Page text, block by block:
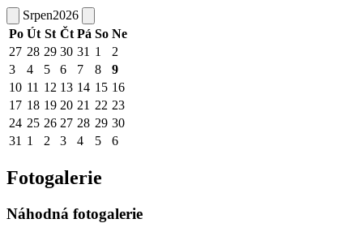
Srpen2026
Po Út St Čt Pá So Ne
27 28 29 30 31 1
2
3
4 5 6 7 8
9
10 11 12 13 14 15 16
17 18 19 20 21 22 23
24 25 26 27 28 29 30
31 1 2 3 4 5 6
Fotogalerie
Náhodná fotogalerie